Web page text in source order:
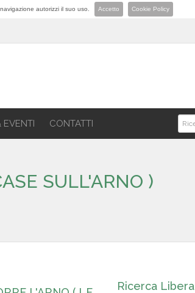
autorizzi il suo uso. Accetto Cookie Policy
EVENTI CONTATTI
SULL'ARNO )
Ricerca Libera